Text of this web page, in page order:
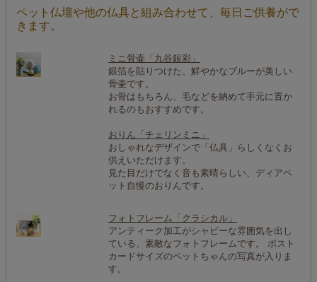
ペット仏壇や他の仏具と組み合わせて、毎日ご供養がで
きます。
ミニ骨壷「九谷銀彩」
銀箔を貼りつけた、鮮やかなブルーが美しい
骨壷です。
お骨はもちろん、毛などを納めて手元に置か
れるのもおすすめです。
おりん「チェリンミニ」
おしゃれなデザインで「仏具」らしくなくお
供えいただけます。
見た目だけでなく音も素晴らしい、ディアペ
ット自慢のおりんです。
フォトフレーム「クラシカル」
アンティーク加工がシャビーな雰囲気を出し
ている、素敵なフォトフレームです。 ポスト
カードサイズのペットちゃんの写真が入りま
す。